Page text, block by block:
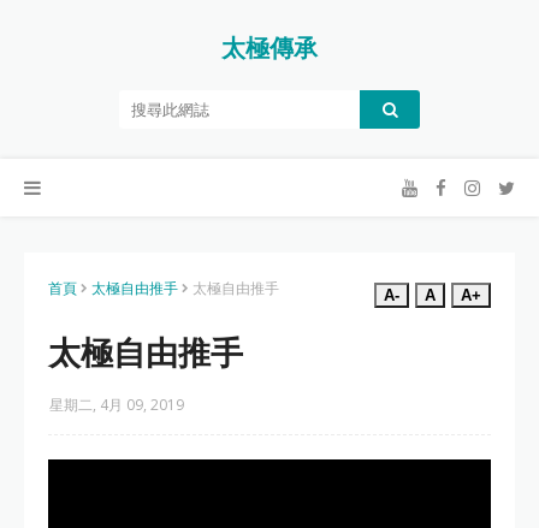
太極傳承
首頁 太極自由推手 太極自由推手 A- A A+
太極自由推手
星期二, 4月 09, 2019